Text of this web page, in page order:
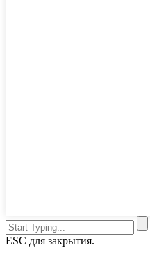
ESC для закрытия.